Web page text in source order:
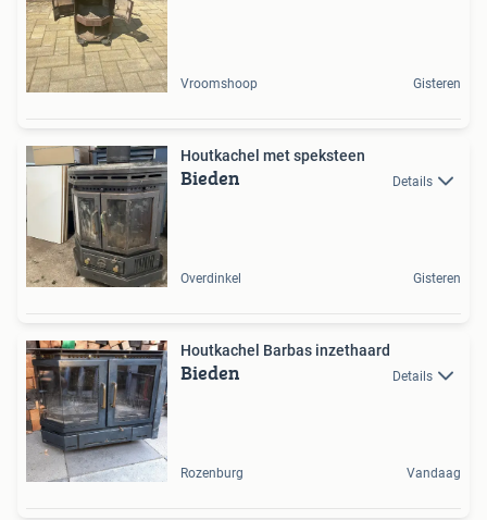
Vroomshoop Gisteren
Houtkachel met speksteen
Bieden Details
Overdinkel Gisteren
Houtkachel Barbas inzethaard
Bieden Details
Rozenburg Vandaag